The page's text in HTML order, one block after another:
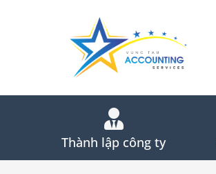
Thành lập công ty